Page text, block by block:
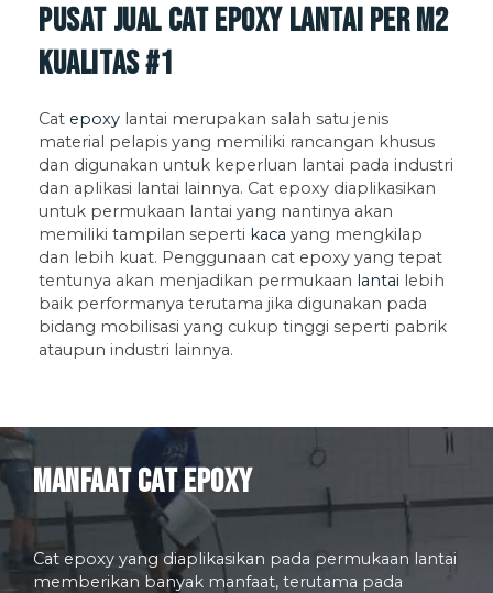
Pusat Jual Cat Epoxy Lantai per M2
Kualitas #1
Cat epoxy lantai merupakan salah satu jenis
material pelapis yang memiliki rancangan khusus
dan digunakan untuk keperluan lantai pada industri
dan aplikasi lantai lainnya. Cat epoxy diaplikasikan
untuk permukaan lantai yang nantinya akan
memiliki tampilan seperti kaca yang mengkilap
dan lebih kuat. Penggunaan cat epoxy yang tepat
tentunya akan menjadikan permukaan lantai lebih
baik performanya terutama jika digunakan pada
bidang mobilisasi yang cukup tinggi seperti pabrik
ataupun industri lainnya.
Manfaat Cat Epoxy
Cat epoxy yang diaplikasikan pada permukaan lantai
memberikan banyak manfaat, terutama pada